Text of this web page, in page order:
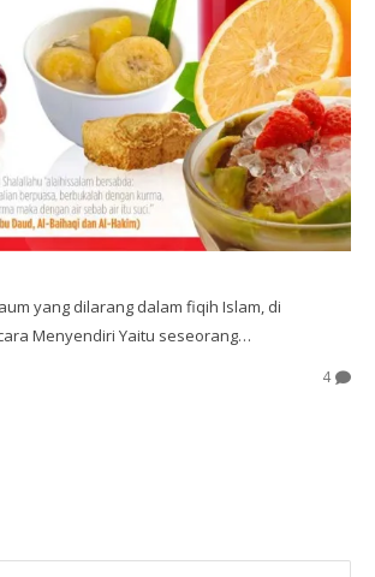
yang dilarang dalam fiqih Islam, di
Menyendiri Yaitu seseorang…
4